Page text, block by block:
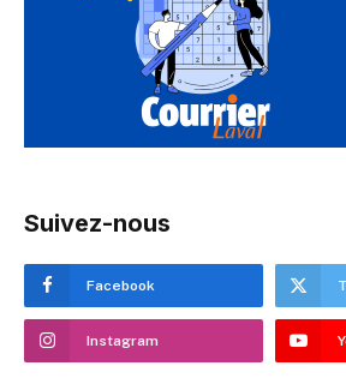
Suivez-nous
Facebook
Instagram